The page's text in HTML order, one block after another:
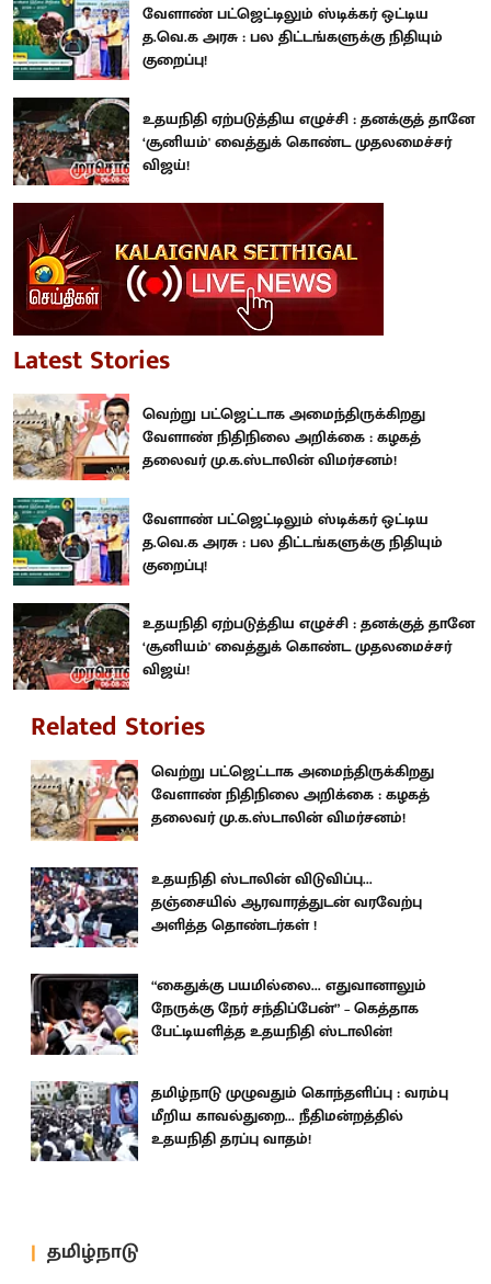
வேளாண் பட்ஜெட்டிலும் ஸ்டிக்கர் ஒட்டிய
த.வெ.க அரசு : பல திட்டங்களுக்கு நிதியும்
குறைப்பு!
உதயநிதி ஏற்படுத்திய எழுச்சி : தனக்குத் தானே
‘சூனியம்' வைத்துக் கொண்ட முதலமைச்சர்
விஜய்!
Latest Stories
வெற்று பட்ஜெட்டாக அமைந்திருக்கிறது
வேளாண் நிதிநிலை அறிக்கை : கழகத்
தலைவர் மு.க.ஸ்டாலின் விமர்சனம்!
வேளாண் பட்ஜெட்டிலும் ஸ்டிக்கர் ஒட்டிய
த.வெ.க அரசு : பல திட்டங்களுக்கு நிதியும்
குறைப்பு!
உதயநிதி ஏற்படுத்திய எழுச்சி : தனக்குத் தானே
‘சூனியம்' வைத்துக் கொண்ட முதலமைச்சர்
விஜய்!
Related Stories
வெற்று பட்ஜெட்டாக அமைந்திருக்கிறது
வேளாண் நிதிநிலை அறிக்கை : கழகத்
தலைவர் மு.க.ஸ்டாலின் விமர்சனம்!
உதயநிதி ஸ்டாலின் விடுவிப்பு...
தஞ்சையில் ஆரவாரத்துடன் வரவேற்பு
அளித்த தொண்டர்கள் !
“கைதுக்கு பயமில்லை... எதுவானாலும்
நேருக்கு நேர் சந்திப்பேன்” – கெத்தாக
பேட்டியளித்த உதயநிதி ஸ்டாலின்!
தமிழ்நாடு முழுவதும் கொந்தளிப்பு : வரம்பு
மீறிய காவல்துறை... நீதிமன்றத்தில்
உதயநிதி தரப்பு வாதம்!
தமிழ்நாடு